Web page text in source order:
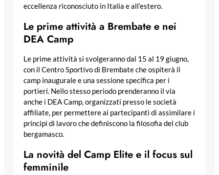
eccellenza riconosciuto in Italia e all’estero.
Le prime attività a Brembate e nei
DEA Camp
Le prime attività si svolgeranno dal 15 al 19 giugno,
con il Centro Sportivo di Brembate che ospiterà il
camp inaugurale e una sessione specifica per i
portieri. Nello stesso periodo prenderanno il via
anche i DEA Camp, organizzati presso le società
affiliate, per permettere ai partecipanti di assimilare i
principi di lavoro che definiscono la filosofia del club
bergamasco.
La novità del Camp Elite e il focus sul
femminile